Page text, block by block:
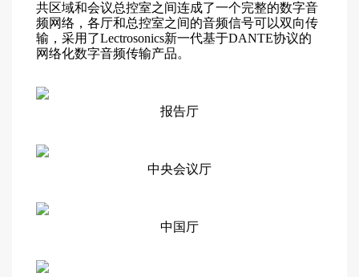
共区域和会议总控室之间连成了一个完整的数字音
频网络，各厅和总控室之间的音频信号可以双向传
输，采用了Lectrosonics新一代基于DANTE协议的
网络化数字音频传输产品。
报告厅
中央会议厅
中国厅